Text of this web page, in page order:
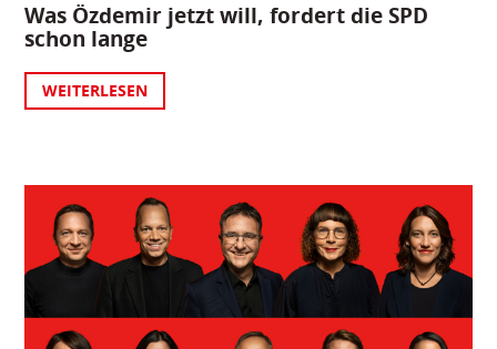
Was Özdemir jetzt will, fordert die SPD
schon lange
WEITERLESEN